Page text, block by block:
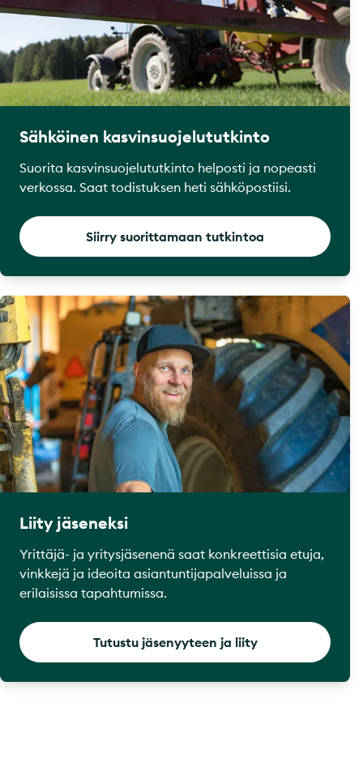
Sähköinen kasvinsuojelututkinto
Suorita kasvinsuojelututkinto helposti ja nopeasti
verkossa. Saat todistuksen heti sähköpostiisi.
Siirry suorittamaan tutkintoa
Liity jäseneksi
Yrittäjä- ja yritysjäsenenä saat konkreettisia etuja,
vinkkejä ja ideoita asiantuntijapalveluissa ja
erilaisissa tapahtumissa.
Tutustu jäsenyyteen ja liity